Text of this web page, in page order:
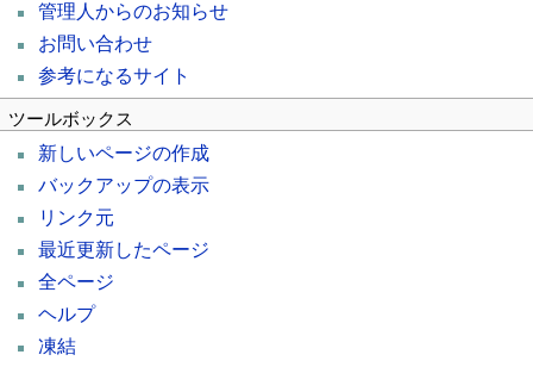
管理人からのお知らせ
お問い合わせ
参考になるサイト
ツールボックス
新しいページの作成
バックアップの表示
リンク元
最近更新したページ
全ページ
ヘルプ
凍結